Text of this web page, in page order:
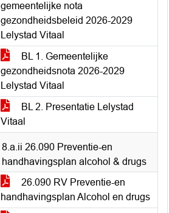
gemeentelijke nota
gezondheidsbeleid 2026-2029
Lelystad Vitaal
BL 1. Gemeentelijke
gezondheidsnota 2026-2029
Lelystad Vitaal
BL 2. Presentatie Lelystad
Vitaal
8.a.ii 26.090 Preventie-en
handhavingsplan alcohol & drugs
26.090 RV Preventie-en
handhavingsplan Alcohol en drugs